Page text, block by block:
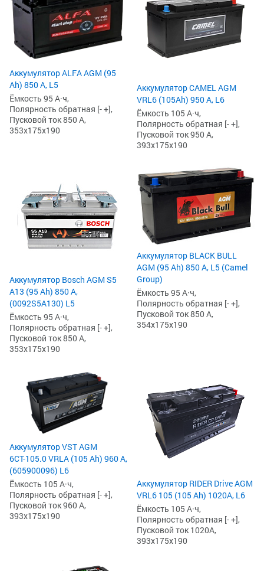
Аккумулятор ALFA AGM (95
Ah) 850 А, L5
Ёмкость 95 А·ч,
Полярность обратная [- +],
Пусковой ток 850 А,
353x175x190
Аккумулятор CAMEL AGM
VRL6 (105Ah) 950 А, L6
Ёмкость 105 А·ч,
Полярность обратная [- +],
Пусковой ток 950 А,
393x175x190
Аккумулятор Bosch AGM S5
А13 (95 Ah) 850 А,
(0092S5A130) L5
Ёмкость 95 А·ч,
Полярность обратная [- +],
Пусковой ток 850 А,
353x175x190
Аккумулятор BLACK BULL
AGM (95 Ah) 850 А, L5 (Camel
Group)
Ёмкость 95 А·ч,
Полярность обратная [- +],
Пусковой ток 850 А,
354x175x190
Аккумулятор VST AGM
6СТ-105.0 VRLA (105 Ah) 960 А,
(605900096) L6
Ёмкость 105 А·ч,
Полярность обратная [- +],
Пусковой ток 960 А,
393x175x190
Аккумулятор RIDER Drive AGM
VRL6 105 (105 Ah) 1020А, L6
Ёмкость 105 А·ч,
Полярность обратная [- +],
Пусковой ток 1020А,
393x175x190